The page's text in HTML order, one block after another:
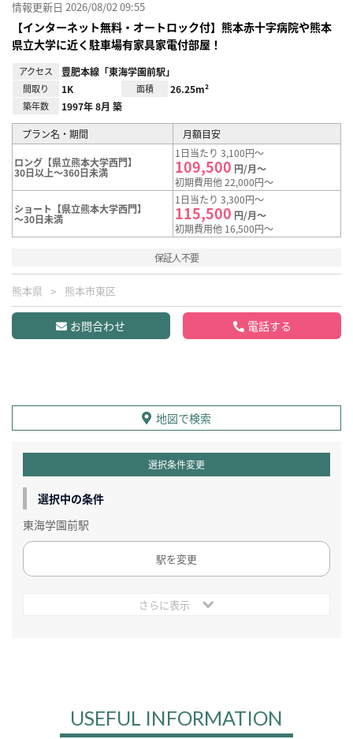
情報更新日 2026/08/02 09:55
【インターネット無料・オートロック付】熊本赤十字病院や熊本
県立大学に近く駐車場有家具家電付部屋！
アクセス 豊肥本線「東海学園前駅」
間取り 1K 面積 26.25m²
築年数 1997年 8月 築
プラン名・期間 月額目安
ロング【県立熊本大学西門】
30日以上～360日未満
1日当たり 3,100円～
109,500 円/月～
初期費用他 22,000円～
ショート【県立熊本大学西門】
～30日未満
1日当たり 3,300円～
115,500 円/月～
初期費用他 16,500円～
保証人不要
熊本県 熊本市東区
お問合わせ 電話する
地図で検索
選択条件変更
選択中の条件
東海学園前駅
駅を変更
さらに表示
USEFUL INFORMATION